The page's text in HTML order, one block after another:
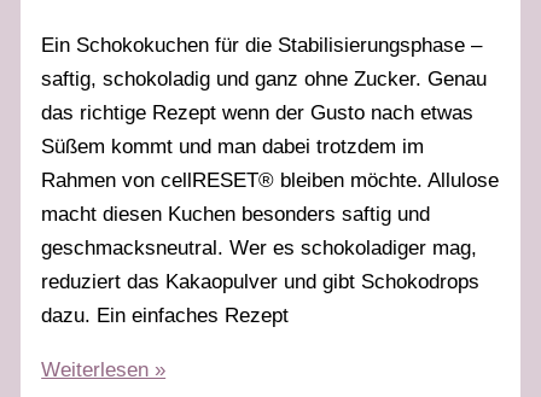
Ein Schokokuchen für die Stabilisierungsphase –
saftig, schokoladig und ganz ohne Zucker. Genau
das richtige Rezept wenn der Gusto nach etwas
Süßem kommt und man dabei trotzdem im
Rahmen von cellRESET® bleiben möchte. Allulose
macht diesen Kuchen besonders saftig und
geschmacksneutral. Wer es schokoladiger mag,
reduziert das Kakaopulver und gibt Schokodrops
dazu. Ein einfaches Rezept
Low
Weiterlesen »